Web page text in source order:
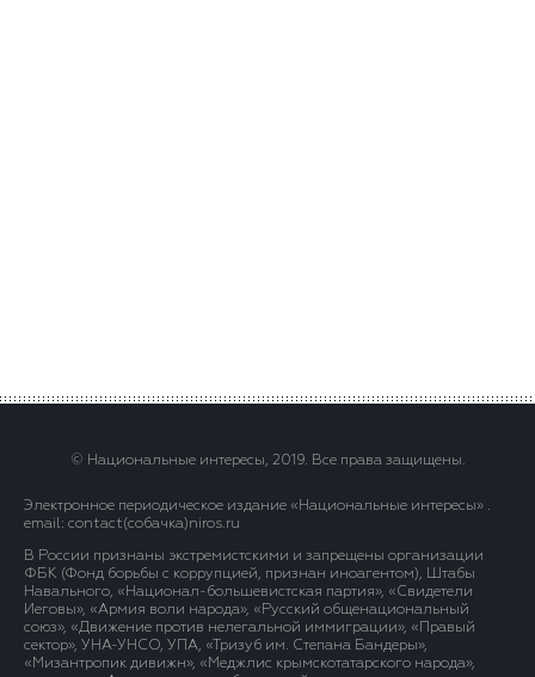
© Национальные интересы, 2019. Все права защищены.
Электронное периодическое издание «Национальные интересы» .
email: contact(сoбaчка)niros.ru
В России признаны экстремистскими и запрещены организации
ФБК (Фонд борьбы с коррупцией, признан иноагентом), Штабы
Навального, «Национал-большевистская партия», «Свидетели
Иеговы», «Армия воли народа», «Русский общенациональный
союз», «Движение против нелегальной иммиграции», «Правый
сектор», УНА-УНСО, УПА, «Тризуб им. Степана Бандеры»,
«Мизантропик дивижн», «Меджлис крымскотатарского народа»,